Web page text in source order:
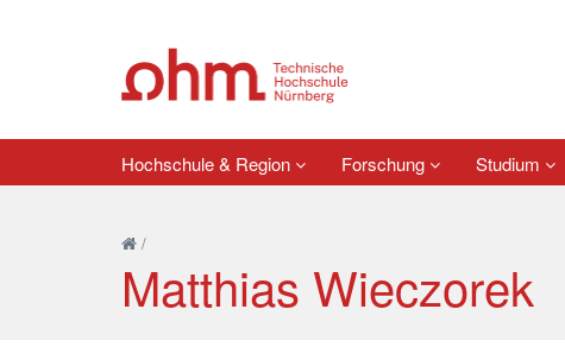
Hochschule & Region Forschung Studium
/
Matthias Wieczorek